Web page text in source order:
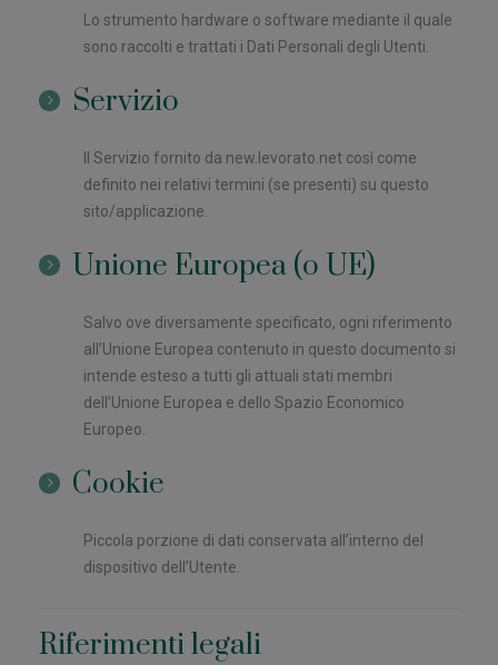
Lo strumento hardware o software mediante il quale
sono raccolti e trattati i Dati Personali degli Utenti.
Servizio
Il Servizio fornito da new.levorato.net così come
definito nei relativi termini (se presenti) su questo
sito/applicazione.
Unione Europea (o UE)
Salvo ove diversamente specificato, ogni riferimento
all’Unione Europea contenuto in questo documento si
intende esteso a tutti gli attuali stati membri
dell’Unione Europea e dello Spazio Economico
Europeo.
Cookie
Piccola porzione di dati conservata all’interno del
dispositivo dell’Utente.
Riferimenti legali